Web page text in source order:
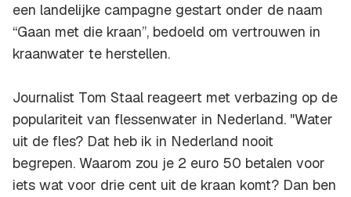
een landelijke campagne gestart onder de naam
“Gaan met die kraan”, bedoeld om vertrouwen in
kraanwater te herstellen.
Journalist Tom Staal reageert met verbazing op de
populariteit van flessenwater in Nederland. "Water
uit de fles? Dat heb ik in Nederland nooit
begrepen. Waarom zou je 2 euro 50 betalen voor
iets wat voor drie cent uit de kraan komt? Dan ben